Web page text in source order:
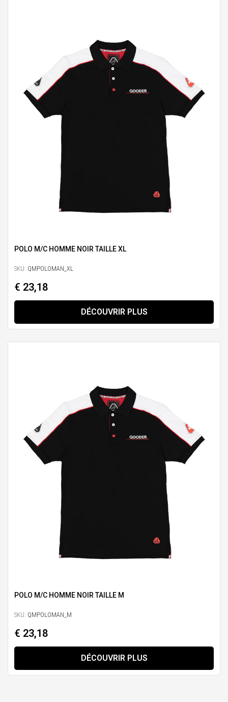
POLO M/C HOMME NOIR TAILLE XL
SKU: QMPOLOMAN_XL
€ 23,18
DÉCOUVRIR PLUS
POLO M/C HOMME NOIR TAILLE M
SKU: QMPOLOMAN_M
€ 23,18
DÉCOUVRIR PLUS